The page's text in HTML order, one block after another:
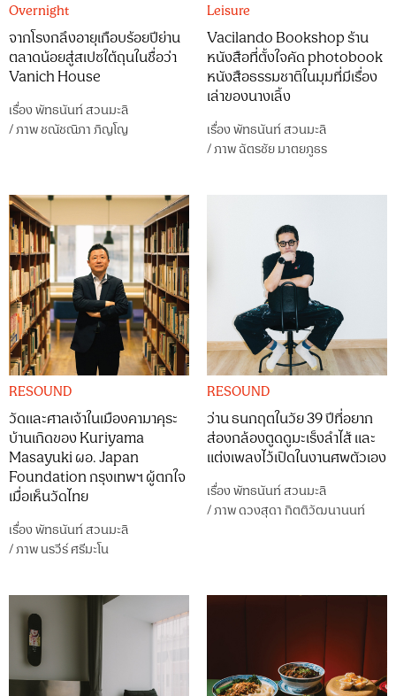
Overnight
จากโรงกลึงอายุเกือบร้อยปีย่าน
ตลาดน้อยสู่สเปซใต้ถุนในชื่อว่า
Vanich House
เรื่องพัทธนันท์ สวนมะลิ
/ภาพชณัชณิภา ภิญโญ
Leisure
Vacilando Bookshop ร้าน
หนังสือที่ตั้งใจคัด photobook
หนังสือธรรมชาติในมุมที่มีเรื่อง
เล่าของนางเลิ้ง
เรื่องพัทธนันท์ สวนมะลิ
/ภาพฉัตรชัย มาตยภูธร
RESOUND
วัดและศาลเจ้าในเมืองคามาคุระ
บ้านเกิดของ Kuriyama
Masayuki ผอ. Japan
Foundation กรุงเทพฯ ผู้ตกใจ
เมื่อเห็นวัดไทย
เรื่องพัทธนันท์ สวนมะลิ
/ภาพนรวีร์ ศรีมะโน
RESOUND
ว่าน ธนกฤตในวัย 39 ปีที่อยาก
ส่องกล้องตูดดูมะเร็งลำไส้ และ
แต่งเพลงไว้เปิดในงานศพตัวเอง
เรื่องพัทธนันท์ สวนมะลิ
/ภาพดวงสุดา กิตติวัฒนานนท์